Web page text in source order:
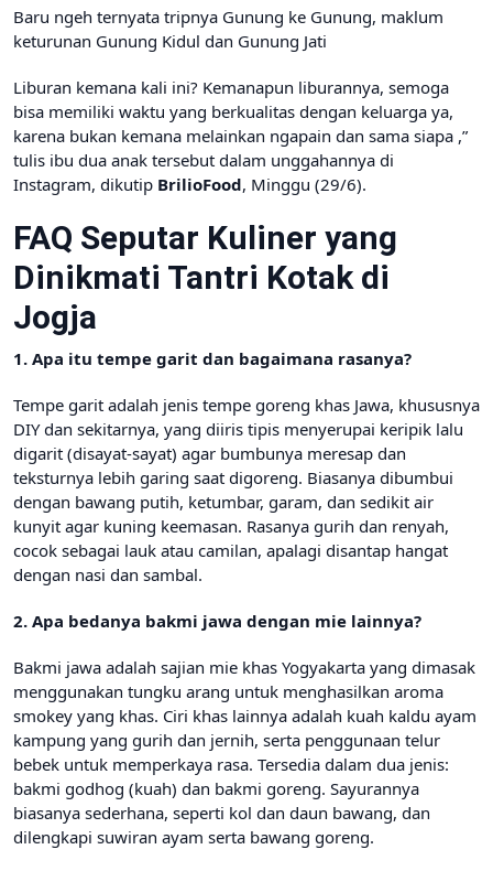
Baru ngeh ternyata tripnya Gunung ke Gunung, maklum
keturunan Gunung Kidul dan Gunung Jati
Liburan kemana kali ini? Kemanapun liburannya, semoga
bisa memiliki waktu yang berkualitas dengan keluarga ya,
karena bukan kemana melainkan ngapain dan sama siapa ,”
tulis ibu dua anak tersebut dalam unggahannya di
Instagram, dikutip BrilioFood, Minggu (29/6).
FAQ Seputar Kuliner yang
Dinikmati Tantri Kotak di
Jogja
1. Apa itu tempe garit dan bagaimana rasanya?
Tempe garit adalah jenis tempe goreng khas Jawa, khususnya
DIY dan sekitarnya, yang diiris tipis menyerupai keripik lalu
digarit (disayat-sayat) agar bumbunya meresap dan
teksturnya lebih garing saat digoreng. Biasanya dibumbui
dengan bawang putih, ketumbar, garam, dan sedikit air
kunyit agar kuning keemasan. Rasanya gurih dan renyah,
cocok sebagai lauk atau camilan, apalagi disantap hangat
dengan nasi dan sambal.
2. Apa bedanya bakmi jawa dengan mie lainnya?
Bakmi jawa adalah sajian mie khas Yogyakarta yang dimasak
menggunakan tungku arang untuk menghasilkan aroma
smokey yang khas. Ciri khas lainnya adalah kuah kaldu ayam
kampung yang gurih dan jernih, serta penggunaan telur
bebek untuk memperkaya rasa. Tersedia dalam dua jenis:
bakmi godhog (kuah) dan bakmi goreng. Sayurannya
biasanya sederhana, seperti kol dan daun bawang, dan
dilengkapi suwiran ayam serta bawang goreng.